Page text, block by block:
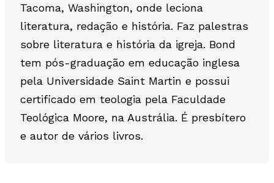
Tacoma, Washington, onde leciona
literatura, redação e história. Faz palestras
sobre literatura e história da igreja. Bond
tem pós-graduação em educação inglesa
pela Universidade Saint Martin e possui
certificado em teologia pela Faculdade
Teológica Moore, na Austrália. É presbítero
e autor de vários livros.